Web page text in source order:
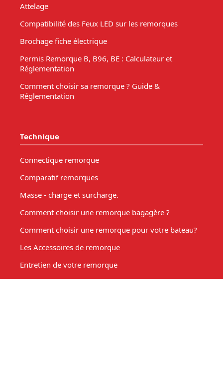
Attelage
Compatibilité des Feux LED sur les remorques
Brochage fiche électrique
Permis Remorque B, B96, BE : Calculateur et
Réglementation
Comment choisir sa remorque ? Guide &
Réglementation
Technique
Connectique remorque
Comparatif remorques
Masse - charge et surcharge.
Comment choisir une remorque bagagère ?
Comment choisir une remorque pour votre bateau?
Les Accessoires de remorque
Entretien de votre remorque
Comment choisir une remorque benne basculante ?